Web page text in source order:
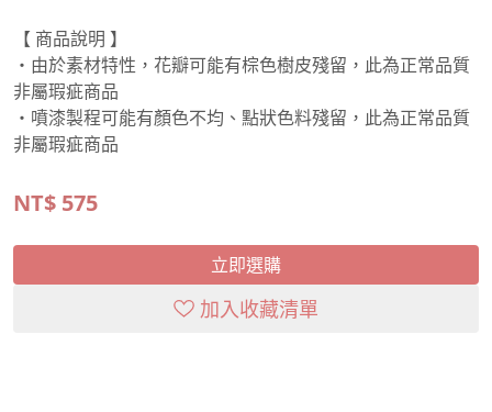
【 商品說明 】
・由於素材特性，花瓣可能有棕色樹皮殘留，此為正常品質
非屬瑕疵商品
・噴漆製程可能有顏色不均、點狀色料殘留，此為正常品質
非屬瑕疵商品
NT$ 575
立即選購
加入收藏清單